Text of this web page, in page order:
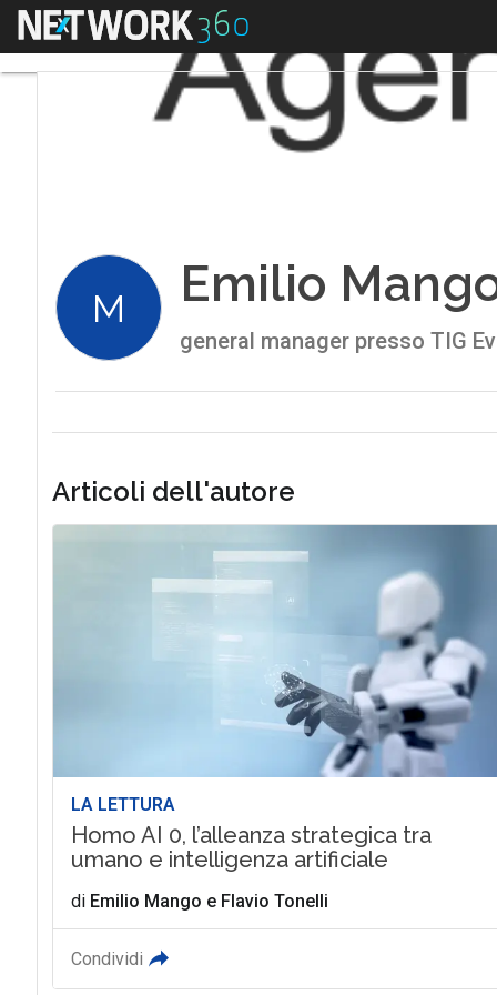
Menu
M Emilio
general manager presso TIG
Articoli dell'autore
LA LETTURA
Homo AI 0, l’alleanza strategica tra
umano e intelligenza artificiale
di Emilio Mango e Flavio Tonelli
Condividi